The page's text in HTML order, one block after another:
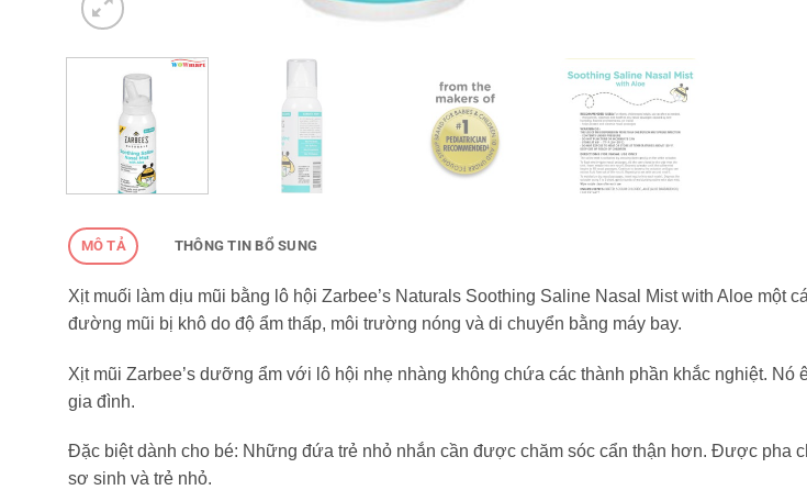
MÔ TẢ THÔNG TIN BỔ SUNG
Xịt muối làm dịu mũi bằng lô hội Zarbee’s Naturals Soothing Saline Nasal Mist with Aloe một
đường mũi bị khô do độ ẩm thấp, môi trường nóng và di chuyển bằng máy bay.
Xịt mũi Zarbee’s dưỡng ẩm với lô hội nhẹ nhàng không chứa các thành phần khắc nghiệt.
gia đình.
Đặc biệt dành cho bé: Những đứa trẻ nhỏ nhắn cần được chăm sóc cẩn thận hơn. Được pha
sơ sinh và trẻ nhỏ.